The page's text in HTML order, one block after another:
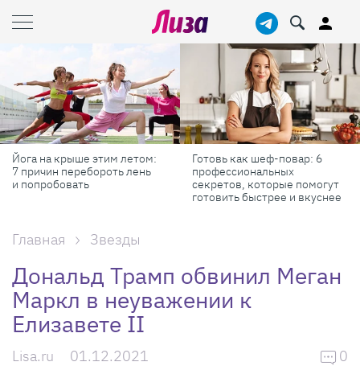
Йога на крыше этим летом:
7 причин перебороть лень
и попробовать
Готовь как шеф-повар: 6
профессиональных
секретов, которые помогут
готовить быстрее и вкуснее
Главная Звезды
Дональд Трамп обвинил Меган
Маркл в неуважении к
Елизавете II
Lisa.ru 01.12.2021 0